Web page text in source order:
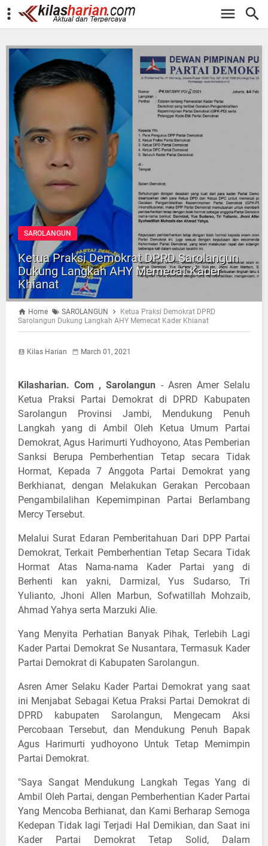
-->
SAROLANGUN
Ketua Praksi Demokrat DPRD Sarolangun
Dukung Langkah AHY Memecat Kader
Khianat
Home SAROLANGUN
Ketua Praksi Demokrat DPRD
Sarolangun Dukung Langkah AHY Memecat Kader Khianat
Kilas Harian March 01, 2021
Kilasharian. Com , Sarolangun - Asren Amer Selalu
Ketua Praksi Partai Demokrat di DPRD Kabupaten
Sarolangun Provinsi Jambi, Mendukung Penuh
Langkah yang di Ambil Oleh Ketua Umum Partai
Demokrat, Agus Harimurti Yudhoyono, Atas Pemberian
Sanksi Berupa Pemberhentian Tetap secara Tidak
Hormat, Kepada 7 Anggota Partai Demokrat yang
Berkhianat, dengan Melakukan Gerakan Percobaan
Pengambilalihan Kepemimpinan Partai Berlambang
Mercy Tersebut.
Melalui Surat Edaran Pemberitahuan Dari DPP Partai
Demokrat, Terkait Pemberhentian Tetap Secara Tidak
Hormat Atas Nama-nama Kader Partai yang di
Berhenti kan yakni, Darmizal, Yus Sudarso, Tri
Yulianto, Jhoni Allen Marbun, Sofwatillah Mohzaib,
Ahmad Yahya serta Marzuki Alie.
Yang Menyita Perhatian Banyak Pihak, Terlebih Lagi
Kader Partai Demokrat Se Nusantara, Termasuk Kader
Partai Demokrat di Kabupaten Sarolangun.
Asren Amer Selaku Kader Partai Demokrat yang saat
ini Menjabat Sebagai Ketua Praksi Partai Demokrat di
DPRD kabupaten Sarolangun, Mengecam Aksi
Percobaan Tersebut, dan Mendukung Penuh Bapak
Agus Harimurti yudhoyono Untuk Tetap Memimpin
Partai Demokrat.
"Saya Sangat Mendukung Langkah Tegas Yang di
Ambil Oleh Partai, dengan Pemberhentian Kader Partai
Yang Mencoba Berhianat, dan Kami Berharap Semoga
Kedepan Tidak lagi Terjadi Hal Demikian, dan Saat ini
Kader Partai Demokrat Tetap Solid, Dalam